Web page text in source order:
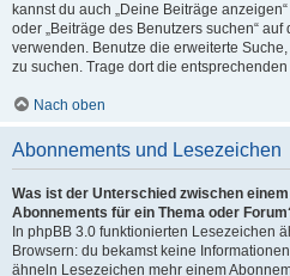
kannst du auch „Deine Beiträge
oder „Beiträge des Benutzers suchen“
verwenden. Benutze die erweiterte
zu suchen. Trage dort die
Nach oben
Abonnements und Lesezeichen
Was ist der Unterschied zwischen
Abonnements für ein Thema oder
In phpBB 3.0 funktionierten Lesezeichen
Browsern: du bekamst keine
ähneln Lesezeichen mehr einem